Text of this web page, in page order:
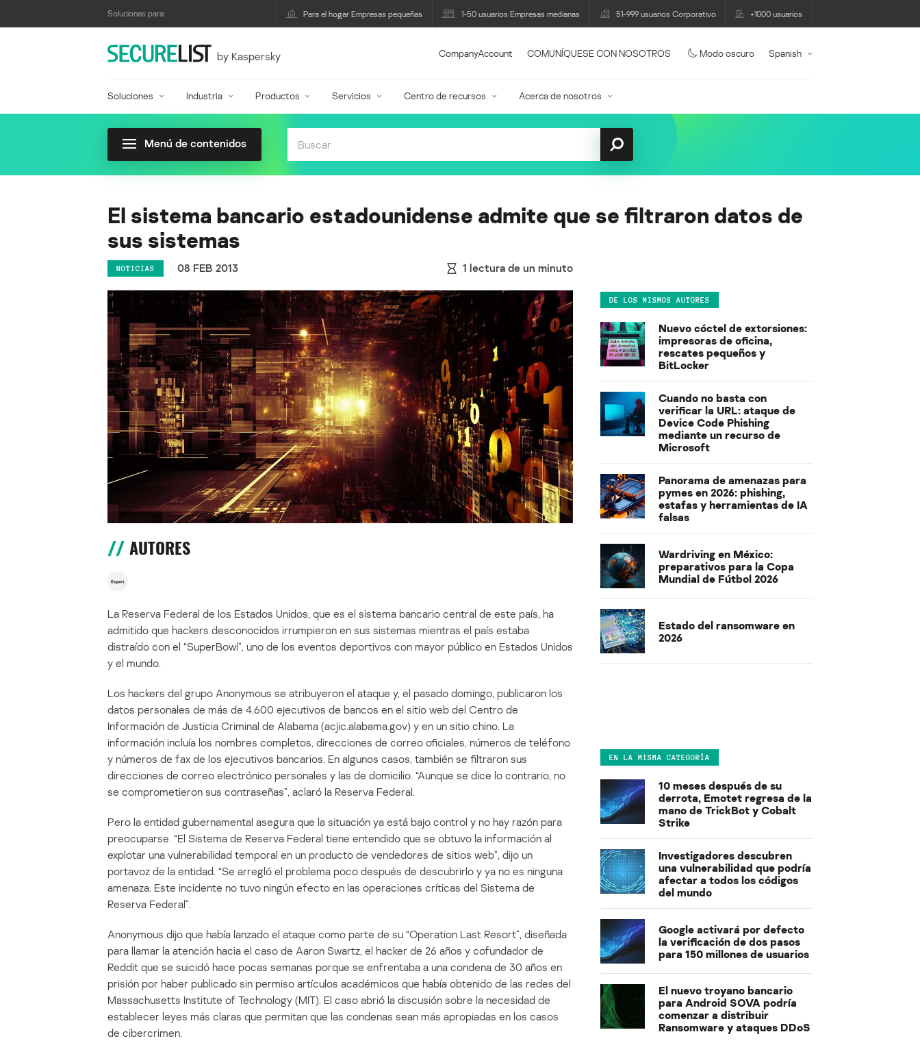
Soluciones para: Para el hogar Empresas pequeñas 1-50 usuarios Empresas medianas 51-999 usuarios Corporativo +1000 usuarios
by Kaspersky CompanyAccount COMUNÍQUESE CON NOSOTROS Modo oscuro Spanish
Soluciones Industria Productos Servicios Centro de recursos Acerca de nosotros
Menú de contenidos
El sistema bancario estadounidense admite que se filtraron datos de
sus sistemas
NOTICIAS 08 FEB 2013 1 lectura de un minuto
AUTORES
La Reserva Federal de los Estados Unidos, que es el sistema bancario central de este país, ha
admitido que hackers desconocidos irrumpieron en sus sistemas mientras el país estaba
distraído con el “SuperBowl”, uno de los eventos deportivos con mayor público en Estados Unidos
y el mundo.
Los hackers del grupo Anonymous se atribuyeron el ataque y, el pasado domingo, publicaron los
datos personales de más de 4.600 ejecutivos de bancos en el sitio web del Centro de
Información de Justicia Criminal de Alabama (acjic.alabama.gov) y en un sitio chino. La
información incluía los nombres completos, direcciones de correo oficiales, números de teléfono
y números de fax de los ejecutivos bancarios. En algunos casos, también se filtraron sus
direcciones de correo electrónico personales y las de domicilio. “Aunque se dice lo contrario, no
se comprometieron sus contraseñas”, aclaró la Reserva Federal.
Pero la entidad gubernamental asegura que la situación ya está bajo control y no hay razón para
preocuparse. “El Sistema de Reserva Federal tiene entendido que se obtuvo la información al
explotar una vulnerabilidad temporal en un producto de vendedores de sitios web”, dijo un
portavoz de la entidad. “Se arregló el problema poco después de descubrirlo y ya no es ninguna
amenaza. Este incidente no tuvo ningún efecto en las operaciones críticas del Sistema de
Reserva Federal”.
Anonymous dijo que había lanzado el ataque como parte de su “Operation Last Resort”, diseñada
para llamar la atención hacia el caso de Aaron Swartz, el hacker de 26 años y cofundador de
Reddit que se suicidó hace pocas semanas porque se enfrentaba a una condena de 30 años en
prisión por haber publicado sin permiso artículos académicos que había obtenido de las redes del
Massachusetts Institute of Technology (MIT). El caso abrió la discusión sobre la necesidad de
establecer leyes más claras que permitan que las condenas sean más apropiadas en los casos
de cibercrimen.
DE LOS MISMOS AUTORES
Nuevo cóctel de extorsiones:
impresoras de oficina,
rescates pequeños y
BitLocker
Cuando no basta con
verificar la URL: ataque de
Device Code Phishing
mediante un recurso de
Microsoft
Panorama de amenazas para
pymes en 2026: phishing,
estafas y herramientas de IA
falsas
Wardriving en México:
preparativos para la Copa
Mundial de Fútbol 2026
Estado del ransomware en
2026
EN LA MISMA CATEGORÍA
10 meses después de su
derrota, Emotet regresa de la
mano de TrickBot y Cobalt
Strike
Investigadores descubren
una vulnerabilidad que podría
afectar a todos los códigos
del mundo
Google activará por defecto
la verificación de dos pasos
para 150 millones de usuarios
El nuevo troyano bancario
para Android SOVA podría
comenzar a distribuir
Ransomware y ataques DDoS